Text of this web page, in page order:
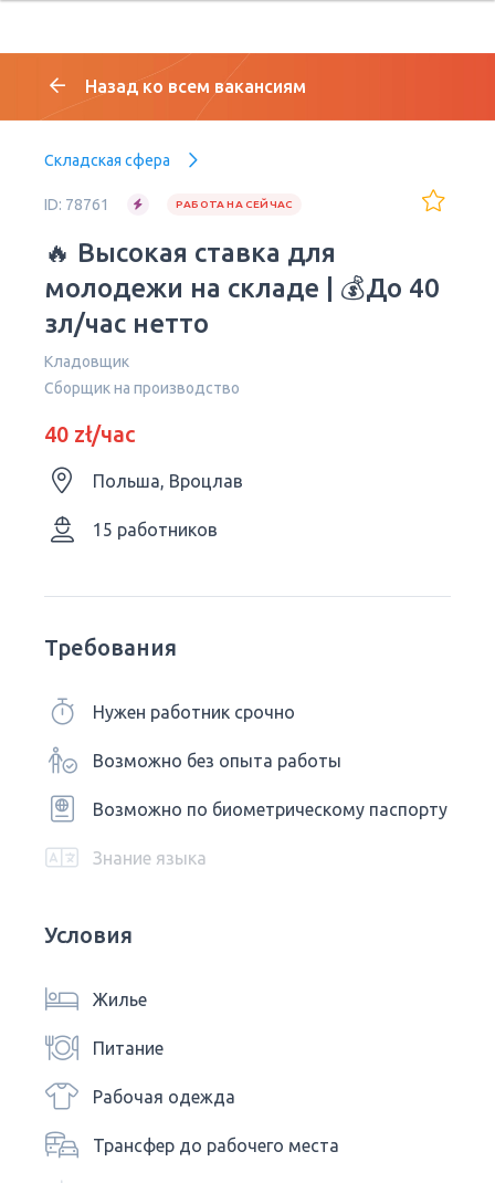
Назад ко всем вакансиям
Складская сфера
ID: 78761 РАБОТА НА СЕЙЧАС
🔥 Высокая ставка для
молодежи на складе | 💰До 40
зл/час нетто
Кладовщик
Сборщик на производство
40 zł/час
Польша, Вроцлав
15 работников
Требования
Нужен работник срочно
Возможно без опыта работы
Возможно по биометрическому паспорту
Знание языка
Условия
Жилье
Питание
Рабочая одежда
Трансфер до рабочего места